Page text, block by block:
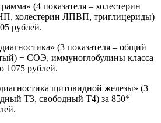
(4 показателя – холестерин
холестерин ЛПВП, триглицериды)
рублей.
(3 показателя – общий
+ СОЭ, иммуноглобулины класса
1075 рублей.
щитовидной железы» (3
Т3, свободный Т4) за 850*